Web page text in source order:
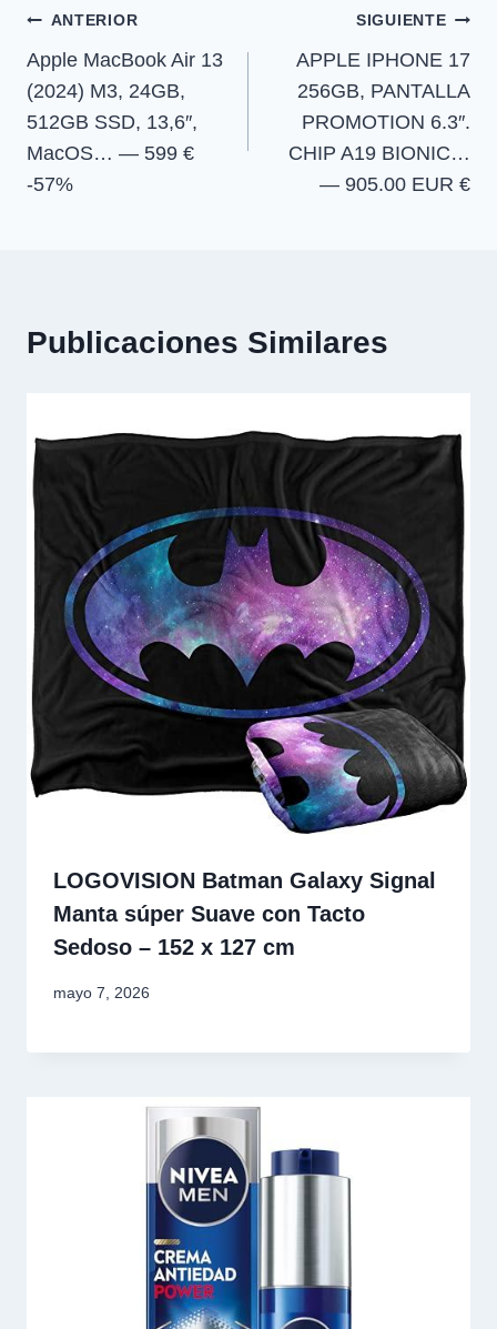
n
n
Navegación
de
entradas
ANTERIOR
Apple MacBook Air 13
(2024) M3, 24GB,
512GB SSD, 13,6″,
MacOS… — 599 €
-57%
SIGUIENTE
APPLE IPHONE 17
256GB, PANTALLA
PROMOTION 6.3″.
CHIP A19 BIONIC…
— 905.00 EUR €
Publicaciones Similares
LOGOVISION Batman Galaxy Signal
Manta súper Suave con Tacto
Sedoso – 152 x 127 cm
mayo 7, 2026